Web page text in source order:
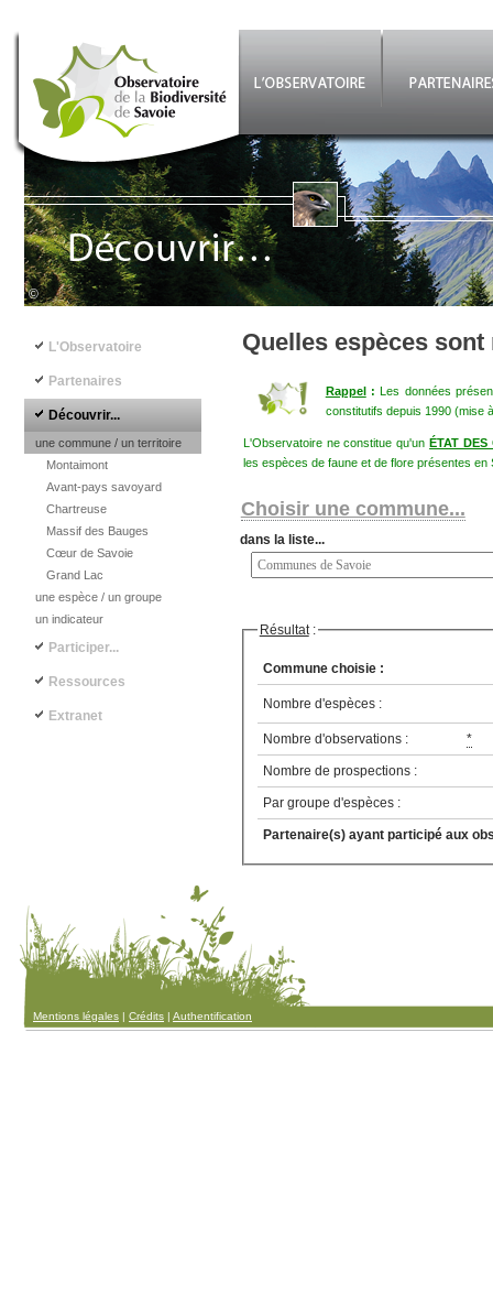
Aller au contenu principal
©
Quelles espèces
Rappel:Les données
constitutifs depuis 1990 (mise
L'Observatoire ne constitue qu'unÉTAT DES
les espèces de faune et de flore présentes en
Choisir une commune...
dans la liste...
Résultat:
Commune choisie :
Nombre d'espèces :
Nombre d'observations : *
Nombre de prospections :
Par groupe d'espèces :
Partenaire(s) ayant participé aux
Navigation principale
L'Observatoire
Partenaires
Découvrir...
une commune / un territoire
Montaimont
Avant-pays savoyard
Chartreuse
Massif des Bauges
Cœur de Savoie
Grand Lac
une espèce / un groupe
un indicateur
Participer...
Ressources
Extranet
Mentions légales | Crédits | Authentification